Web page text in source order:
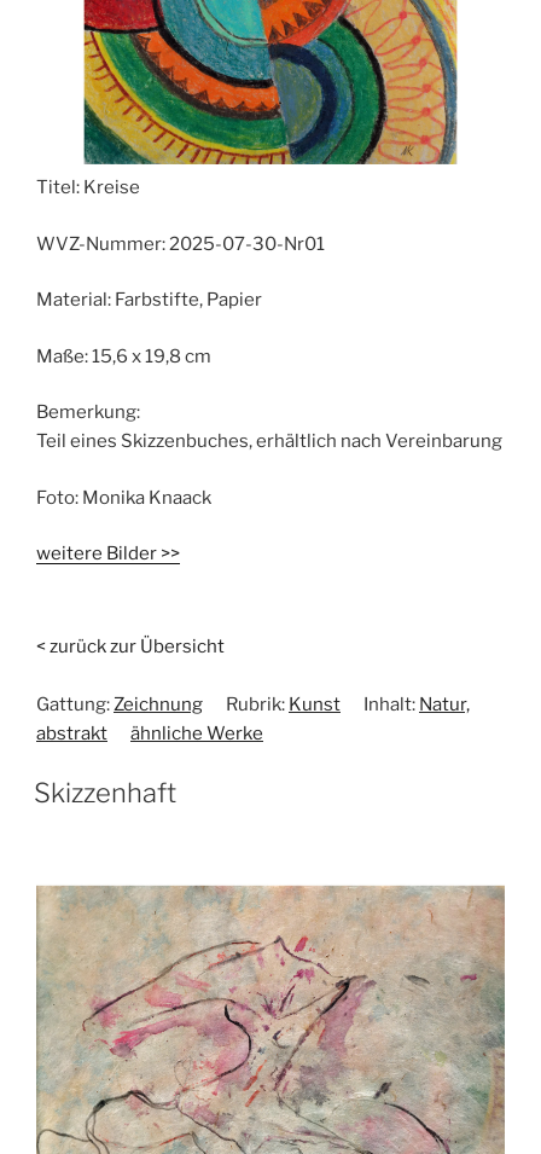
Titel: Kreise
WVZ-Nummer: 2025-07-30-Nr01
Material: Farbstifte, Papier
Maße:15,6 x 19,8 cm
Bemerkung:
Teil eines Skizzenbuches, erhältlich nach Vereinbarung
Foto: Monika Knaack
weitere Bilder >>
< zurück zur Übersicht
Gattung: Zeichnung Rubrik: Kunst Inhalt: Natur,
abstrakt
ähnliche Werke
Skizzenhaft